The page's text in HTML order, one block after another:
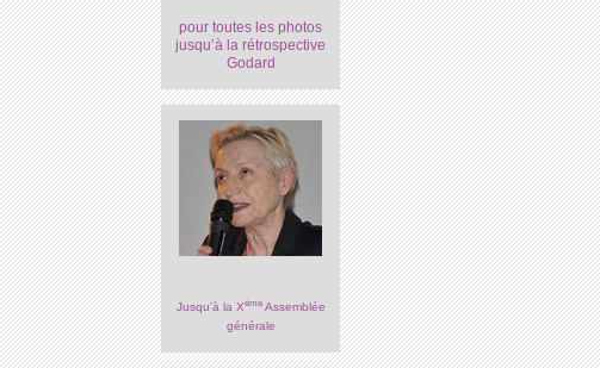
pour toutes les photos
jusqu’à la rétrospective
Godard
Jusqu’à la XèmeAssemblée
générale